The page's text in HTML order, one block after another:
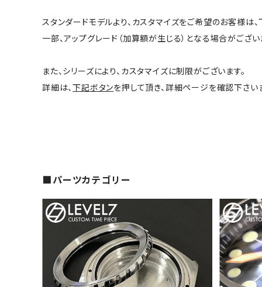
スタンダードモデルより、カスタマイズをご希望のお客様は
一部、アップグレード（加算額が生じる）となる場合がござ
また、シリーズにより、カスタマイズに制限がございます。
詳細は、下記ボタンを押して頂き、詳細ページを確認下さい
■パーツカテゴリー